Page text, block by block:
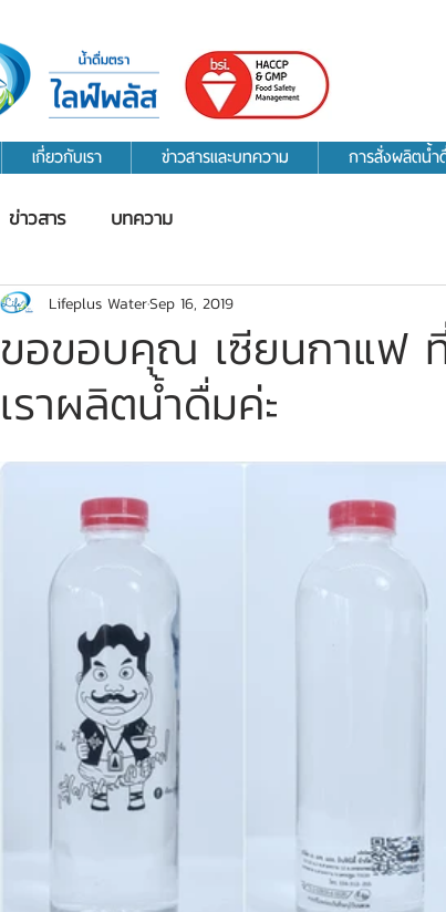
เกี่ยวกับเรา ข่าวสารและบทความ การสั่งผลิตน้ำ
ข่าวสาร บทความ
ขอขอบคุณ เซียนกาแฟ ที่
เราผลิตน้ำดื่มค่ะ
Lifeplus WaterSep 16, 2019